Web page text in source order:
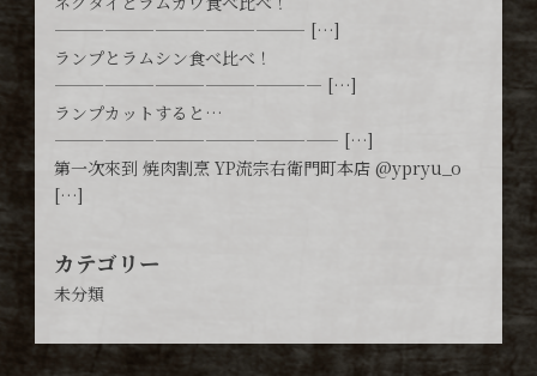
——————————————— […]
ランプとラムシン食べ比べ！
———————————————— […]
ランプカットすると…
————————————————— […]
第一次來到 焼肉割烹 YP流宗右衛門町本店 @ypryu_o
[…]
カテゴリー
未分類